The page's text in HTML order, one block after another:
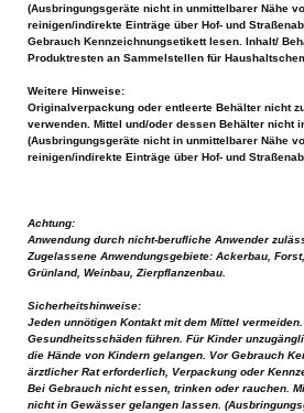
(Ausbringungsgeräte nicht in unmittelbarer Nähe
reinigen/indirekte Einträge über Hof- und
Gebrauch Kennzeichnungsetikett lesen. Inhalt/
Produktresten an Sammelstellen für
Weitere Hinweise:
Originalverpackung oder entleerte Behälter nicht
verwenden. Mittel und/oder dessen Behälter nicht
(Ausbringungsgeräte nicht in unmittelbarer Nähe
reinigen/indirekte Einträge über Hof- und
Achtung:
Anwendung durch nicht-berufliche Anwender
Zugelassene Anwendungsgebiete: Ackerbau,
Grünland, Weinbau, Zierpflanzenbau.
Sicherheitshinweise:
Jeden unnötigen Kontakt mit dem Mittel
Gesundheitsschäden führen. Für Kinder
die Hände von Kindern gelangen. Vor Gebrauch
ärztlicher Rat erforderlich, Verpackung oder
Bei Gebrauch nicht essen, trinken oder rauchen.
nicht in Gewässer gelangen lassen.